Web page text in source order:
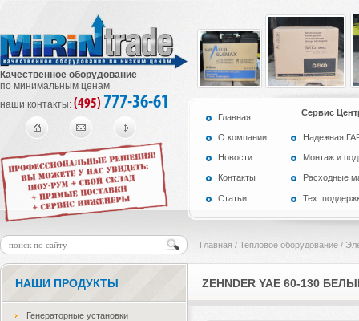
Качественное оборудование
по минимальным ценам
наши контакты: (495) 777-36-61
Главная
О компании
Новости
Контакты
Статьи
Сервис
Надежная
Монтаж и
Расходные
Тех.
Главная / Тепловое оборудование /
НАШИ ПРОДУКТЫ
Генераторные установки
ZEHNDER YAE 60-130